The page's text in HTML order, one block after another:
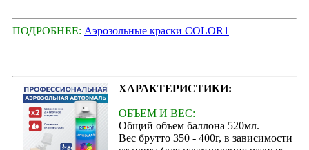
ПОДРОБНЕЕ: Аэрозольные краски COLOR1
ХАРАКТЕРИСТИКИ:
ОБЪЕМ И ВЕС:
Общий объем баллона 520мл.
Вес брутто 350 - 400г, в зависимости